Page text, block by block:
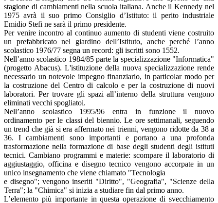
stagione di cambiamenti nella scuola italiana. Anche il Kennedy nel
1975 avrà il suo primo Consiglio d’Istituto: il perito industriale
Emidio Stefi ne sarà il primo presidente.
Per venire incontro al continuo aumento di studenti viene costruito
un prefabbricato nel giardino dell’Istituto, anche perché l’anno
scolastico 1976/77 segna un record: gli iscritti sono 1552.
Nell’anno scolastico 1984/85 parte la specializzazione "Informatica"
(progetto Abacus). L'istituzione della nuova specializzazione rende
necessario un notevole impegno finanziario, in particolar modo per
la costruzione del Centro di calcolo e per la costruzione di nuovi
laboratori. Per trovare gli spazi all’interno della struttura vengono
eliminati vecchi spogliatoi.
Nell’anno scolastico 1995/96 entra in funzione il nuovo
ordinamento per le classi del biennio. Le ore settimanali, seguendo
un trend che già si era affermato nei trienni, vengono ridotte da 38 a
36. I cambiamenti sono importanti e portano a una profonda
trasformazione nella formazione di base degli studenti degli istituti
tecnici. Cambiano programmi e materie: scompare il laboratorio di
aggiustaggio, officina e disegno tecnico vengono accorpate in un
unico insegnamento che viene chiamato "Tecnologia
e disegno"; vengono inseriti "Diritto", "Geografia", "Scienze della
Terra"; la "Chimica" si inizia a studiare fin dal primo anno.
L’elemento più importante in questa operazione di svecchiamento